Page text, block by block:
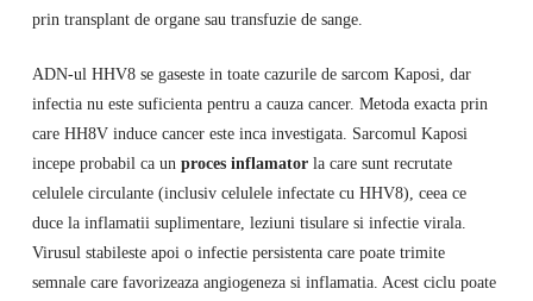
prin transplant de organe sau transfuzie de sange.
ADN-ul HHV8 se gaseste in toate cazurile de sarcom Kaposi, dar
infectia nu este suficienta pentru a cauza cancer. Metoda exacta prin
care HH8V induce cancer este inca investigata. Sarcomul Kaposi
incepe probabil ca unproces inflamatorla care sunt recrutate
celulele circulante (inclusiv celulele infectate cu HHV8), ceea ce
duce la inflamatii suplimentare, leziuni tisulare si infectie virala.
Virusul stabileste apoi o infectie persistenta care poate trimite
semnale care favorizeaza angiogeneza si inflamatia. Acest ciclu poate